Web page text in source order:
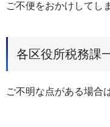
ご不便をおかけしてし
各区役所税務課
ご不明な点がある場合